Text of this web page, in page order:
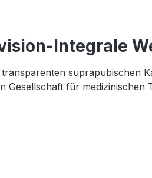
Integrale
suprapubischen
Gesellschaft für medizinischen